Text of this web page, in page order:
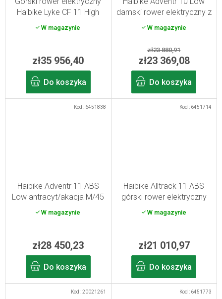
Haibike Lyke CF 11 High
carbon/sand/lime L/47
2026
W magazynie
zł35 956,40
Do koszyka
S
damski rower elektryczny z
pełnym zawieszeniem
piaskowy/czarny L
W magazynie
zł23 880,91
zł23 369,08
Do koszyka
Haibike Adventr 11 ABS
Low antracyt/akacja M/45
W magazynie
zł28 450,23
Do koszyka
Kod : 6451838
Haibike Alltrack 11 ABS
górski rower elektryczny
2026
W magazynie
zł21 010,97
Do koszyka
Kod : 6451714
Kod :20021261 Kod : 6451773